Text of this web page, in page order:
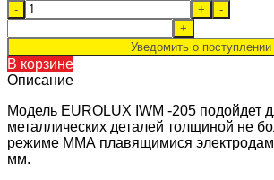
- +
-
+
Уведомить о поступлении
В корзине
Описание
Модель EUROLUX IWM -205 подойдет
металлических деталей толщиной не
режиме ММА плавящимися
мм.